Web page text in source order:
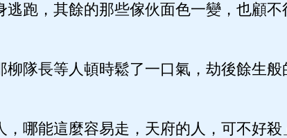
跑，其餘的那些傢伙面色一變，也顧不
隊長等人頓時鬆了一口氣，劫後餘生般
哪能這麼容易走，天府的人，可不好殺